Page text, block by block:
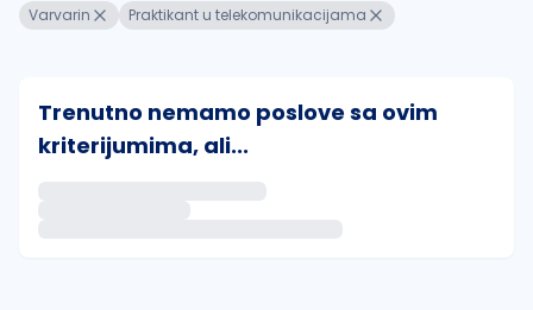
Varvarin Praktikant u telekomunikacijama
Trenutno nemamo poslove sa ovim
kriterijumima, ali...